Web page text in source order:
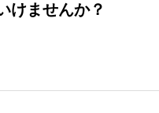
けませんか？